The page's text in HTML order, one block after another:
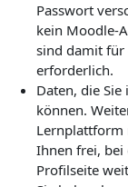
Passwort
kein Moodle-
sind damit für
erforderlich.
Daten, die
können.
Lernplattform
Ihnen frei, bei
Profilseite